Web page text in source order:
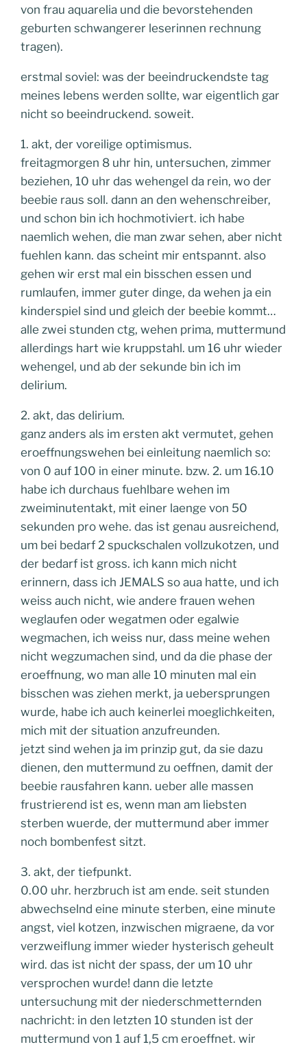
von frau aquarelia und die bevorstehenden
geburten schwangerer leserinnen rechnung
tragen).
erstmal soviel: was der beeindruckendste tag
meines lebens werden sollte, war eigentlich gar
nicht so beeindruckend. soweit.
1. akt, der voreilige optimismus.
freitagmorgen 8 uhr hin, untersuchen, zimmer
beziehen, 10 uhr das wehengel da rein, wo der
beebie raus soll. dann an den wehenschreiber,
und schon bin ich hochmotiviert. ich habe
naemlich wehen, die man zwar sehen, aber nicht
fuehlen kann. das scheint mir entspannt. also
gehen wir erst mal ein bisschen essen und
rumlaufen, immer guter dinge, da wehen ja ein
kinderspiel sind und gleich der beebie kommt…
alle zwei stunden ctg, wehen prima, muttermund
allerdings hart wie kruppstahl. um 16 uhr wieder
wehengel, und ab der sekunde bin ich im
delirium.
2. akt, das delirium.
ganz anders als im ersten akt vermutet, gehen
eroeffnungswehen bei einleitung naemlich so:
von 0 auf 100 in einer minute. bzw. 2. um 16.10
habe ich durchaus fuehlbare wehen im
zweiminutentakt, mit einer laenge von 50
sekunden pro wehe. das ist genau ausreichend,
um bei bedarf 2 spuckschalen vollzukotzen, und
der bedarf ist gross. ich kann mich nicht
erinnern, dass ich JEMALS so aua hatte, und ich
weiss auch nicht, wie andere frauen wehen
weglaufen oder wegatmen oder egalwie
wegmachen, ich weiss nur, dass meine wehen
nicht wegzumachen sind, und da die phase der
eroeffnung, wo man alle 10 minuten mal ein
bisschen was ziehen merkt, ja uebersprungen
wurde, habe ich auch keinerlei moeglichkeiten,
mich mit der situation anzufreunden.
jetzt sind wehen ja im prinzip gut, da sie dazu
dienen, den muttermund zu oeffnen, damit der
beebie rausfahren kann. ueber alle massen
frustrierend ist es, wenn man am liebsten
sterben wuerde, der muttermund aber immer
noch bombenfest sitzt.
3. akt, der tiefpunkt.
0.00 uhr. herzbruch ist am ende. seit stunden
abwechselnd eine minute sterben, eine minute
angst, viel kotzen, inzwischen migraene, da vor
verzweiflung immer wieder hysterisch geheult
wird. das ist nicht der spass, der um 10 uhr
versprochen wurde! dann die letzte
untersuchung mit der niederschmetternden
nachricht: in den letzten 10 stunden ist der
muttermund von 1 auf 1,5 cm eroeffnet. wir